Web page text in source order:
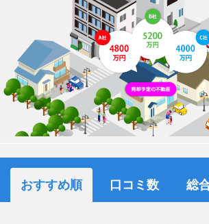
おすすめ順 口コミ数 総